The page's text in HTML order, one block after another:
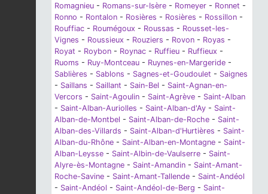
Romagnieu - Romans-sur-Isère - Romeyer - Ronnet -
Ronno - Rontalon - Rosières - Rosières - Rossillon -
Rouffiac - Roumégoux - Roussas - Rousset-les-
Vignes - Roussieux - Rouziers - Rovon - Royas -
Royat - Roybon - Roynac - Ruffieu - Ruffieux -
Ruoms - Ruy-Montceau - Ruynes-en-Margeride -
Sablières - Sablons - Sagnes-et-Goudoulet - Saignes
- Saillans - Saillant - Sain-Bel - Saint-Agnan-en-
Vercors - Saint-Agoulin - Saint-Agrève - Saint-Alban
- Saint-Alban-Auriolles - Saint-Alban-d'Ay - Saint-
Alban-de-Montbel - Saint-Alban-de-Roche - Saint-
Alban-des-Villards - Saint-Alban-d'Hurtières - Saint-
Alban-du-Rhône - Saint-Alban-en-Montagne - Saint-
Alban-Leysse - Saint-Albin-de-Vaulserre - Saint-
Alyre-ès-Montagne - Saint-Amandin - Saint-Amant-
Roche-Savine - Saint-Amant-Tallende - Saint-Andéol
- Saint-Andéol - Saint-Andéol-de-Berg - Saint-